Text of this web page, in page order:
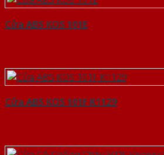
Cửa ABS KOS 101E
Cửa ABS KOS 101F K1129